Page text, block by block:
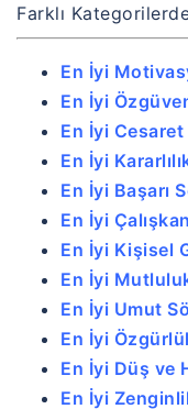
Farklı
En İyi
En İyi
En İyi
En İyi
En İyi Başarı
En İyi
En İyi Kişisel
En İyi
En İyi Umut
En İyi
En İyi Düş ve
En İyi